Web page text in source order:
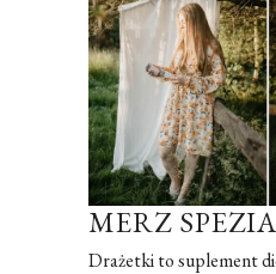
MERZ
Drażetki to suplement